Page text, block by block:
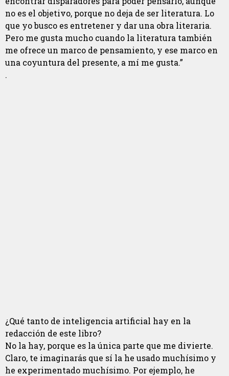
no es el objetivo, porque no deja de ser literatura. Lo
que yo busco es entretener y dar una obra literaria.
Pero me gusta mucho cuando la literatura también
me ofrece un marco de pensamiento, y ese marco en
una coyuntura del presente, a mí me gusta.”
.
¿Qué tanto de inteligencia artificial hay en la
redacción de este libro?
No la hay, porque es la única parte que me divierte.
Claro, te imaginarás que sí la he usado muchísimo y
he experimentado muchísimo. Por ejemplo, he